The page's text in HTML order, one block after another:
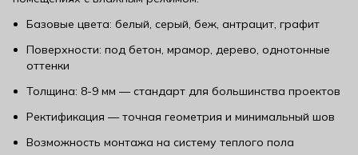
Базовые цвета: белый, серый, беж, антрацит, графит
Поверхности: под бетон, мрамор, дерево, однотонные
оттенки
Толщина: 8-9 мм — стандарт для большинства проектов
Ректификация — точная геометрия и минимальный шов
Возможность монтажа на систему теплого пола